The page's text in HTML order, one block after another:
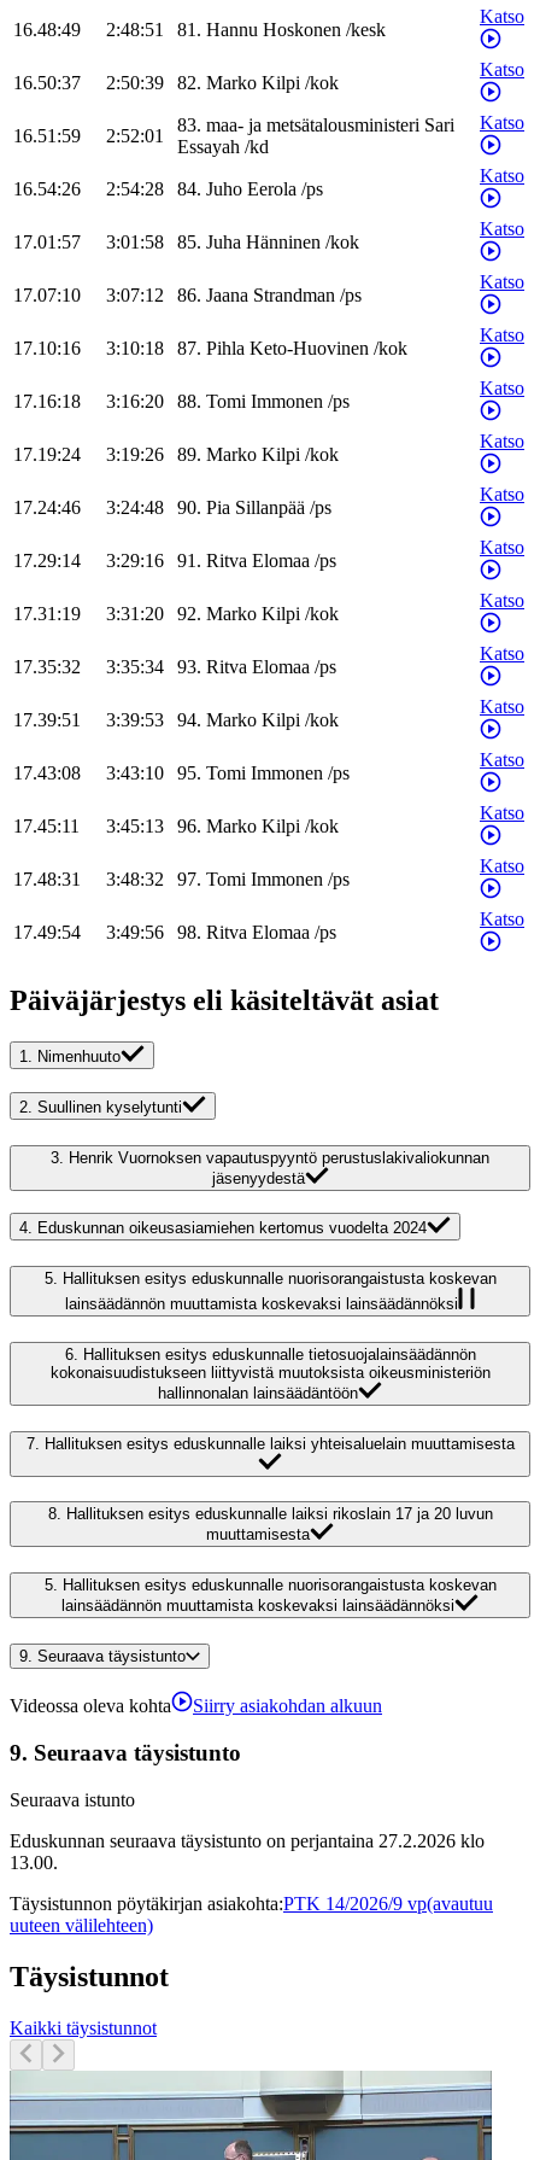
16.48:49 2:48:51 81. Hannu Hoskonen /kesk
Katso
16.50:37 2:50:39 82. Marko Kilpi /kok
Katso
16.51:59 2:52:01
83. maa- ja metsätalousministeri Sari
Essayah /kd
Katso
16.54:26 2:54:28 84. Juho Eerola /ps
Katso
17.01:57 3:01:58 85. Juha Hänninen /kok
Katso
17.07:10 3:07:12 86. Jaana Strandman /ps
Katso
17.10:16 3:10:18 87. Pihla Keto-Huovinen /kok
Katso
17.16:18 3:16:20 88. Tomi Immonen /ps
Katso
17.19:24 3:19:26 89. Marko Kilpi /kok
Katso
17.24:46 3:24:48 90. Pia Sillanpää /ps
Katso
17.29:14 3:29:16 91. Ritva Elomaa /ps
Katso
17.31:19 3:31:20 92. Marko Kilpi /kok
Katso
17.35:32 3:35:34 93. Ritva Elomaa /ps
Katso
17.39:51 3:39:53 94. Marko Kilpi /kok
Katso
17.43:08 3:43:10 95. Tomi Immonen /ps
Katso
17.45:11 3:45:13 96. Marko Kilpi /kok
Katso
17.48:31 3:48:32 97. Tomi Immonen /ps
Katso
17.49:54 3:49:56 98. Ritva Elomaa /ps
Katso
Päiväjärjestys eli käsiteltävät asiat
1. Nimenhuuto
2. Suullinen kyselytunti
3. Henrik Vuornoksen vapautuspyyntö perustuslakivaliokunnan
jäsenyydestä
4. Eduskunnan oikeusasiamiehen kertomus vuodelta 2024
5. Hallituksen esitys eduskunnalle nuorisorangaistusta koskevan
lainsäädännön muuttamista koskevaksi lainsäädännöksi
6.
Hallituksen esitys eduskunnalle tietosuojalainsäädännön
kokonaisuudistukseen liittyvistä muutoksista oikeusministeriön
hallinnonalan lainsäädäntöön
7. Hallituksen esitys eduskunnalle laiksi yhteisaluelain muuttamisesta
8. Hallituksen esitys eduskunnalle laiksi rikoslain 17 ja 20 luvun
muuttamisesta
5. Hallituksen esitys eduskunnalle nuorisorangaistusta koskevan
lainsäädännön muuttamista koskevaksi lainsäädännöksi
9. Seuraava täysistunto
Videossa oleva kohta Siirry asiakohdan alkuun
9. Seuraava täysistunto
Seuraava istunto
Eduskunnan seuraava täysistunto on perjantaina 27.2.2026 klo
13.00.
Täysistunnon pöytäkirjan asiakohta:PTK 14/2026/9 vp(avautuu
uuteen välilehteen)
Täysistunnot
Kaikki täysistunnot